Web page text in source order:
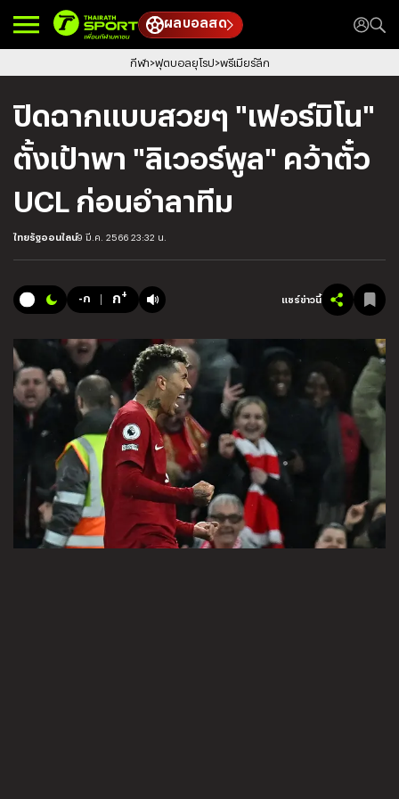
ผลบอลสด
กีฬา ฟุตบอลยุโรป พรีเมียร์ลีก
ปิดฉากแบบสวยๆ "เฟอร์มิโน"
ตั้งเป้าพา "ลิเวอร์พูล" คว้าตั๋ว
UCL ก่อนอำลาทีม
ไทยรัฐออนไลน์9 มี.ค. 2566 23:32 น.
-ก ก+ แชร์ข่าวนี้